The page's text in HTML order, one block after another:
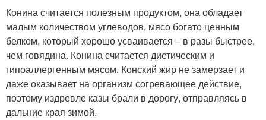
Конина считается полезным продуктом, она обладает
малым количеством углеводов, мясо богато ценным
белком, который хорошо усваивается – в разы быстрее,
чем говядина. Конина считается диетическим и
гипоаллергенным мясом. Конский жир не замерзает и
даже оказывает на организм согревающее действие,
поэтому издревле казы брали в дорогу, отправляясь в
дальние края зимой.